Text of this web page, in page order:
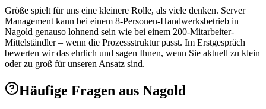
Größe spielt für uns eine kleinere Rolle, als viele denken. Server
Management kann bei einem 8-Personen-Handwerksbetrieb in
Nagold genauso lohnend sein wie bei einem 200-Mitarbeiter-
Mittelständler – wenn die Prozessstruktur passt. Im Erstgespräch
bewerten wir das ehrlich und sagen Ihnen, wenn Sie aktuell zu klein
oder zu groß für unseren Ansatz sind.
Häufige Fragen aus Nagold